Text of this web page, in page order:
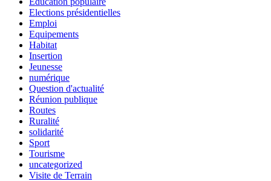
Elections présidentielles
Emploi
Equipements
Habitat
Insertion
Jeunesse
numérique
Question d'actualité
Réunion publique
Routes
Ruralité
solidarité
Sport
Tourisme
uncategorized
Visite de Terrain